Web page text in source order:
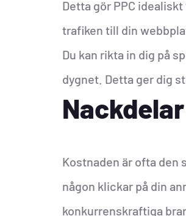
Detta gör PPC
trafiken till din
Du kan rikta in dig på
dygnet. Detta ger dig
Kostnaden är ofta den
någon klickar på din
konkurrenskraftiga